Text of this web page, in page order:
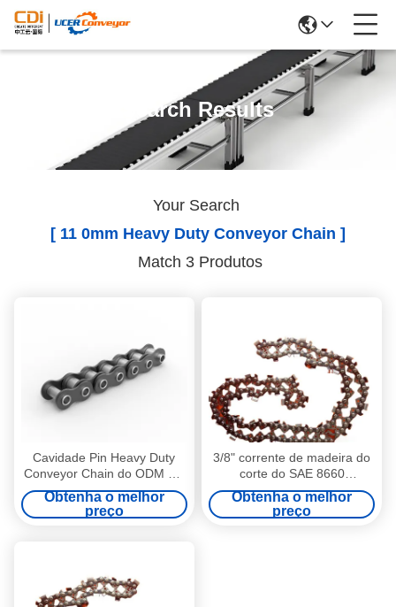
Search Results
Your Search
[ 11 0mm Heavy Duty Conveyor Chain ]
Match 3 Produtos
Cavidade Pin Heavy Duty
Conveyor Chain do ODM HP
do OEM de aço inoxidável
Obtenha o melhor
preço
3/8" corrente de madeira do
corte do SAE 8660
resistentes das relações da
corrente transportadora 76
do passo
Obtenha o melhor
preço